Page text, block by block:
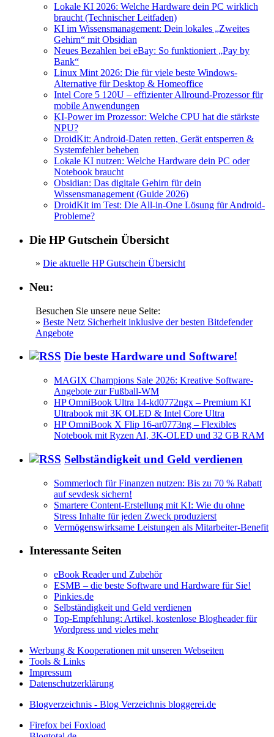
Lokale KI 2026: Welche Hardware dein PC wirklich
braucht (Technischer Leitfaden)
KI im Wissensmanagement: Dein lokales „Zweites
Gehirn“ mit Obsidian
Neues Bezahlen bei eBay: So funktioniert „Pay by
Bank“
Linux Mint 2026: Die für viele beste Windows-
Alternative für Desktop & Homeoffice
Intel Core 5 120U – effizienter Allround-Prozessor für
mobile Anwendungen
KI-Power im Prozessor: Welche CPU hat die stärkste
NPU?
DroidKit: Android-Daten retten, Gerät entsperren &
Systemfehler beheben
Lokale KI nutzen: Welche Hardware dein PC oder
Notebook braucht
Obsidian: Das digitale Gehirn für dein
Wissensmanagement (Guide 2026)
DroidKit im Test: Die All-in-One Lösung für Android-
Probleme?
Die HP Gutschein Übersicht
» Die aktuelle HP Gutschein Übersicht
Neu:
Besuchen Sie unsere neue Seite:
» Beste Netz Sicherheit inklusive der besten Bitdefender
Angebote
Die beste Hardware und Software!
MAGIX Champions Sale 2026: Kreative Software-
Angebote zur Fußball-WM
HP OmniBook Ultra 14-kd0772ngx – Premium KI
Ultrabook mit 3K OLED & Intel Core Ultra
HP OmniBook X Flip 16-ar0773ng – Flexibles
Notebook mit Ryzen AI, 3K-OLED und 32 GB RAM
Selbständigkeit und Geld verdienen
Sommerloch für Finanzen nutzen: Bis zu 70 % Rabatt
auf sevdesk sichern!
Smartere Content-Erstellung mit KI: Wie du ohne
Stress Inhalte für jeden Zweck produzierst
Vermögenswirksame Leistungen als Mitarbeiter-Benefit
Interessante Seiten
eBook Reader und Zubehör
ESMB – die beste Software und Hardware für Sie!
Pinkies.de
Selbständigkeit und Geld verdienen
Top-Empfehlung: Artikel, kostenlose Blogheader für
Wordpress und vieles mehr
Werbung & Kooperationen mit unseren Webseiten
Tools & Links
Impressum
Datenschutzerklärung
Blogverzeichnis - Blog Verzeichnis bloggerei.de
Firefox bei Foxload